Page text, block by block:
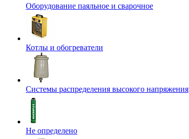
Оборудование паяльное и сварочное
Котлы и обогреватели
Системы распределения высокого напряжения
Не определено